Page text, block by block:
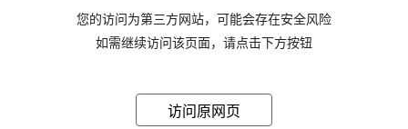
您的访问为第三方网站，可能会存在安全风险
如需继续访问该页面，请点击下方按钮
访问原网页